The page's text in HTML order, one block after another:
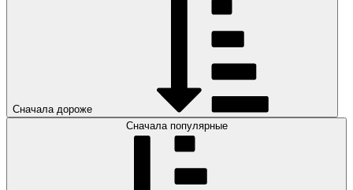
Сначала дороже
Сначала популярные